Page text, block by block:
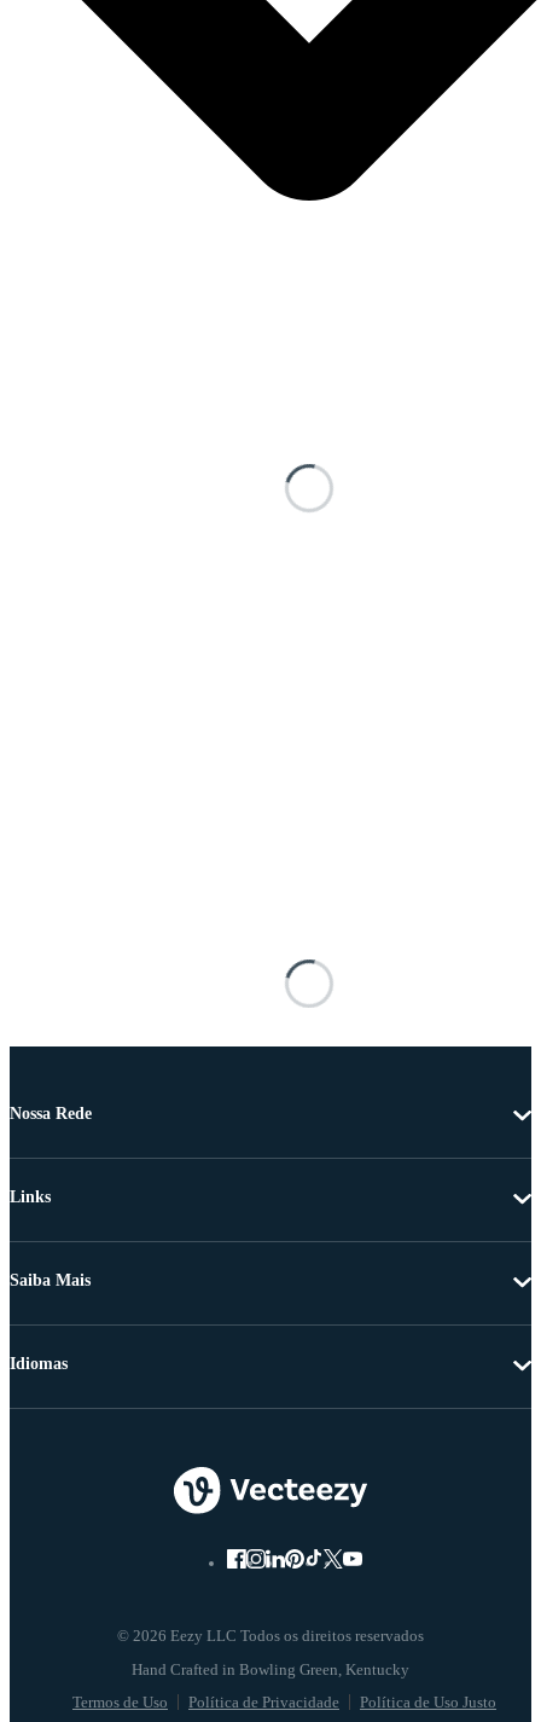
Nossa Rede
Links
Saiba Mais
© 2026 Eezy LLC Todos os direitos reservados
Termos de Uso Política de Privacidade Política de Uso Justo
Idiomas